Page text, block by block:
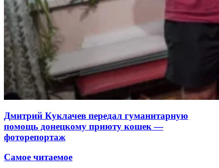
Дмитрий Куклачев передал гуманитарную
помощь донецкому приюту кошек —
фоторепортаж
Самое читаемое